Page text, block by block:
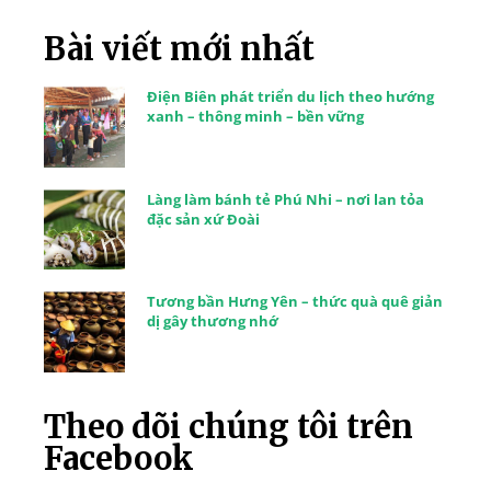
Bài viết mới nhất
Điện Biên phát triển du lịch theo hướng
xanh – thông minh – bền vững
Làng làm bánh tẻ Phú Nhi – nơi lan tỏa
đặc sản xứ Đoài
Tương bần Hưng Yên – thức quà quê giản
dị gây thương nhớ
Theo dõi chúng tôi trên
Facebook